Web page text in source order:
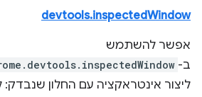
devtools.inspectedWindow
אפשר להשתמש
ב-
ליצור אינטראקציה עם החלון